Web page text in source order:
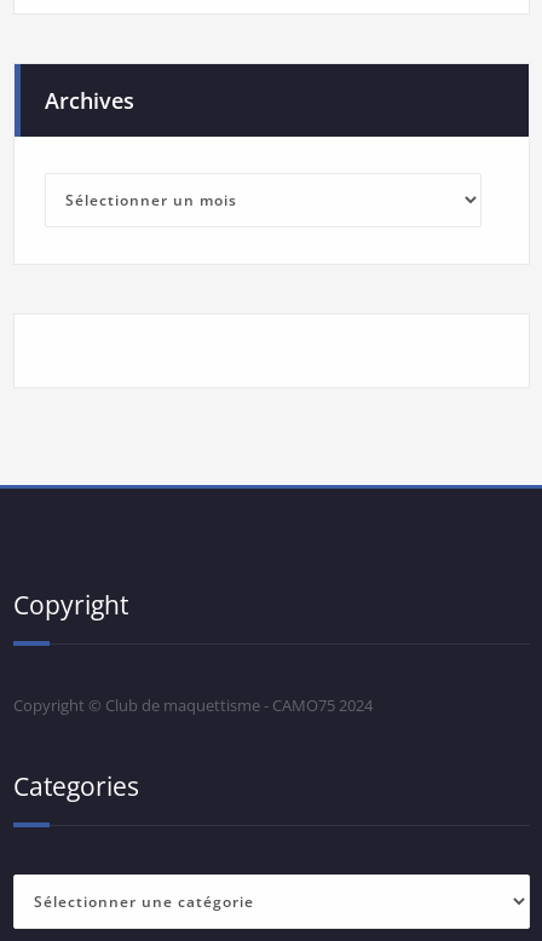
Archives
Copyright
Copyright © Club de maquettisme - CAMO75 2024
Categories